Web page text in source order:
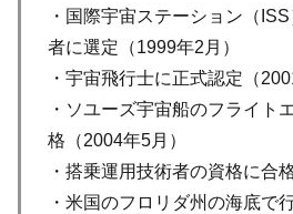
・国際宇宙ステーション（
者に選定（1999年2月）
・宇宙飛行士に正式認定（
・ソユーズ宇宙船のフライト
格（2004年5月）
・搭乗運用技術者の資格に合
・米国のフロリダ州の海底で